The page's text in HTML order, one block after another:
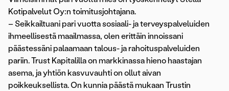
Kotipalvelut Oy:n toimitusjohtajana.
– Seikkailtuani pari vuotta sosiaali- ja terveyspalveluiden
ihmeellisestä maailmassa, olen erittäin innoissani
päästessäni palaamaan talous- ja rahoituspalveluiden
pariin. Trust Kapitalilla on markkinassa hieno haastajan
asema, ja yhtiön kasvuvauhti on ollut aivan
poikkeuksellista. On kunnia päästä mukaan Trustin